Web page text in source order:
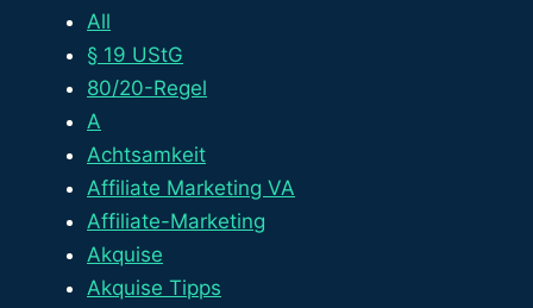
All
§ 19 UStG
80/20-Regel
A
Achtsamkeit
Affiliate Marketing VA
Affiliate-Marketing
Akquise
Akquise Tipps